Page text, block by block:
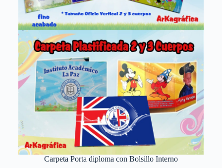
Carpeta Porta diploma con Bolsillo Interno